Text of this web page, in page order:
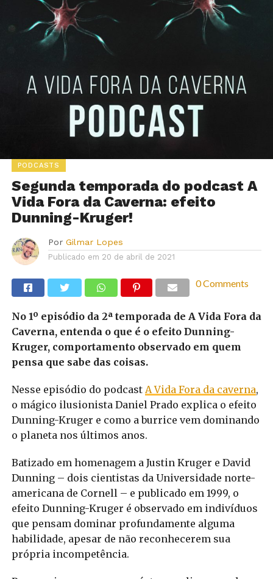
PODCASTS
Segunda temporada do podcast A
Vida Fora da Caverna: efeito
Dunning-Kruger!
Por Gilmar Lopes
Publicado em 20 de abril de 2021
0 Comments
No 1º episódio da 2ª temporada de A Vida Fora da
Caverna, entenda o que é o efeito Dunning-
Kruger, comportamento observado em quem
pensa que sabe das coisas.
Nesse episódio do podcast A Vida Fora da caverna,
o mágico ilusionista Daniel Prado explica o efeito
Dunning-Kruger e como a burrice vem dominando
o planeta nos últimos anos.
Batizado em homenagem a Justin Kruger e David
Dunning – dois cientistas da Universidade norte-
americana de Cornell – e publicado em 1999, o
efeito Dunning-Kruger é observado em indivíduos
que pensam dominar profundamente alguma
habilidade, apesar de não reconhecerem sua
própria incompetência.